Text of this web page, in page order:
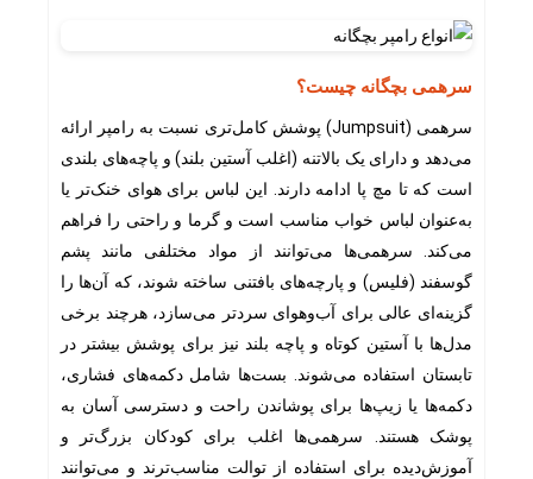
سرهمی بچگانه چیست؟
سرهمی (Jumpsuit) پوشش کامل‌تری نسبت به رامپر ارائه
می‌دهد و دارای یک بالاتنه (اغلب آستین بلند) و پاچه‌های بلندی
است که تا مچ پا ادامه دارند. این لباس برای هوای خنک‌تر یا
به‌عنوان لباس خواب مناسب است و گرما و راحتی را فراهم
می‌کند. سرهمی‌ها می‌توانند از مواد مختلفی مانند پشم
گوسفند (فلیس) و پارچه‌های بافتنی ساخته شوند، که آن‌ها را
گزینه‌ای عالی برای آب‌وهوای سردتر می‌سازد، هرچند برخی
مدل‌ها با آستین کوتاه و پاچه بلند نیز برای پوشش بیشتر در
تابستان استفاده می‌شوند. بست‌ها شامل دکمه‌های فشاری،
دکمه‌ها یا زیپ‌ها برای پوشاندن راحت و دسترسی آسان به
پوشک هستند. سرهمی‌ها اغلب برای کودکان بزرگ‌تر و
آموزش‌دیده برای استفاده از توالت مناسب‌ترند و می‌توانند